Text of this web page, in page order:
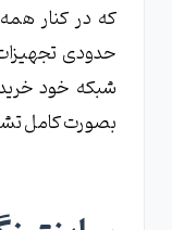
حدودی
شبکه خود
بصورت کامل